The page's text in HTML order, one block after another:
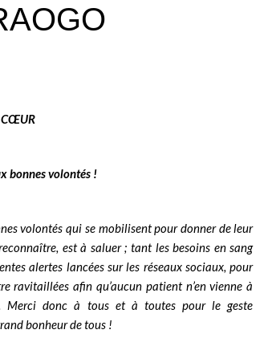
CŒUR
bonnes volontés !
volontés qui se mobilisent pour donner de leur
est à saluer ; tant les besoins en sang
alertes lancées sur les réseaux sociaux, pour
ravitaillées afin qu’aucun patient n’en vienne à
Merci donc à tous et à toutes pour le geste
bonheur de tous !